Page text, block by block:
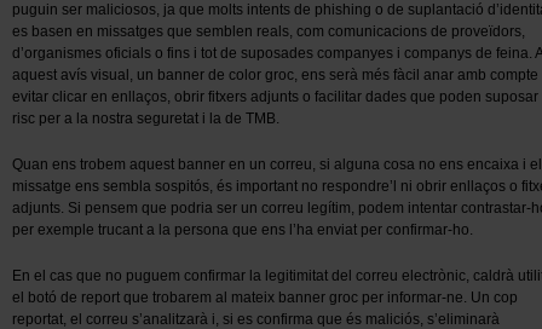
puguin ser maliciosos, ja que molts intents de phishing o de suplantació
es basen en missatges que semblen reals, com comunicacions de proveïdors,
d’organismes oficials o fins i tot de suposades companyes i companys de feina.
aquest avís visual, un banner de color groc, ens serà més fàcil anar amb compte
evitar clicar en enllaços, obrir fitxers adjunts o facilitar dades que poden suposar
risc per a la nostra seguretat i la de TMB.
Quan ens trobem aquest banner en un correu, si alguna cosa no ens encaixa i el
missatge ens sembla sospitós, és important no respondre’l ni obrir enllaços o
adjunts. Si pensem que podria ser un correu legítim, podem intentar contrastar-
per exemple trucant a la persona que ens l’ha enviat per confirmar-ho.
En el cas que no puguem confirmar la legitimitat del correu electrònic, caldrà
el botó de report que trobarem al mateix banner groc per informar-ne. Un cop
reportat, el correu s’analitzarà i, si es confirma que és maliciós, s’eliminarà